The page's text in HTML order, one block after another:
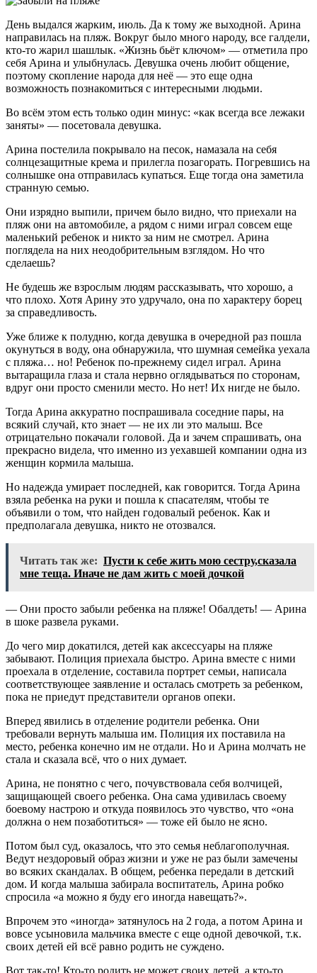
День выдался жарким, июль. Да к тому же выходной. Арина
направилась на пляж. Вокруг было много народу, все галдели,
кто-то жарил шашлык. «Жизнь бьёт ключом» — отметила про
себя Арина и улыбнулась. Девушка очень любит общение,
поэтому скопление народа для неё — это еще одна
возможность познакомиться с интересными людьми.
Во всём этом есть только один минус: «как всегда все лежаки
заняты» — посетовала девушка.
Арина постелила покрывало на песок, намазала на себя
солнцезащитные крема и прилегла позагорать. Погревшись на
солнышке она отправилась купаться. Еще тогда она заметила
странную семью.
Они изрядно выпили, причем было видно, что приехали на
пляж они на автомобиле, а рядом с ними играл совсем еще
маленький ребенок и никто за ним не смотрел. Арина
поглядела на них неодобрительным взглядом. Но что
сделаешь?
Не будешь же взрослым людям рассказывать, что хорошо, а
что плохо. Хотя Арину это удручало, она по характеру борец
за справедливость.
Уже ближе к полудню, когда девушка в очередной раз пошла
окунуться в воду, она обнаружила, что шумная семейка уехала
с пляжа… но! Ребенок по-прежнему сидел играл. Арина
вытаращила глаза и стала нервно оглядываться по сторонам,
вдруг они просто сменили место. Но нет! Их нигде не было.
Тогда Арина аккуратно поспрашивала соседние пары, на
всякий случай, кто знает — не их ли это малыш. Все
отрицательно покачали головой. Да и зачем спрашивать, она
прекрасно видела, что именно из уехавшей компании одна из
женщин кормила малыша.
Но надежда умирает последней, как говорится. Тогда Арина
взяла ребенка на руки и пошла к спасателям, чтобы те
объявили о том, что найден годовалый ребенок. Как и
предполагала девушка, никто не отозвался.
Читать так же: Пусти к себе жить мою сестру,сказала
мне теща. Иначе не дам жить с моей дочкой
— Они просто забыли ребенка на пляже! Обалдеть! — Арина
в шоке развела руками.
До чего мир докатился, детей как аксессуары на пляже
забывают. Полиция приехала быстро. Арина вместе с ними
проехала в отделение, составила портрет семьи, написала
соответствующее заявление и осталась смотреть за ребенком,
пока не приедут представители органов опеки.
Вперед явились в отделение родители ребенка. Они
требовали вернуть малыша им. Полиция их поставила на
место, ребенка конечно им не отдали. Но и Арина молчать не
стала и сказала всё, что о них думает.
Арина, не понятно с чего, почувствовала себя волчицей,
защищающей своего ребенка. Она сама удивилась своему
боевому настрою и откуда появилось это чувство, что «она
должна о нем позаботиться» — тоже ей было не ясно.
Потом был суд, оказалось, что это семья неблагополучная.
Ведут нездоровый образ жизни и уже не раз были замечены
во всяких скандалах. В общем, ребенка передали в детский
дом. И когда малыша забирала воспитатель, Арина робко
спросила «а можно я буду его иногда навещать?».
Впрочем это «иногда» затянулось на 2 года, а потом Арина и
вовсе усыновила мальчика вместе с еще одной девочкой, т.к.
своих детей ей всё равно родить не суждено.
Вот так-то! Кто-то родить не может своих детей, а кто-то